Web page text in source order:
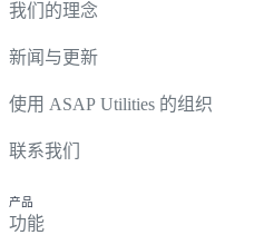
我们的理念
新闻与更新
使用 ASAP Utilities 的组织
联系我们
产品
功能